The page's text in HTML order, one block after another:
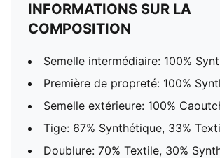
INFORMATIONS SUR LA
COMPOSITION
Semelle intermédiaire: 100%
Première de propreté: 100%
Semelle extérieure: 100%
Tige: 67% Synthétique, 33%
Doublure: 70% Textile, 30%